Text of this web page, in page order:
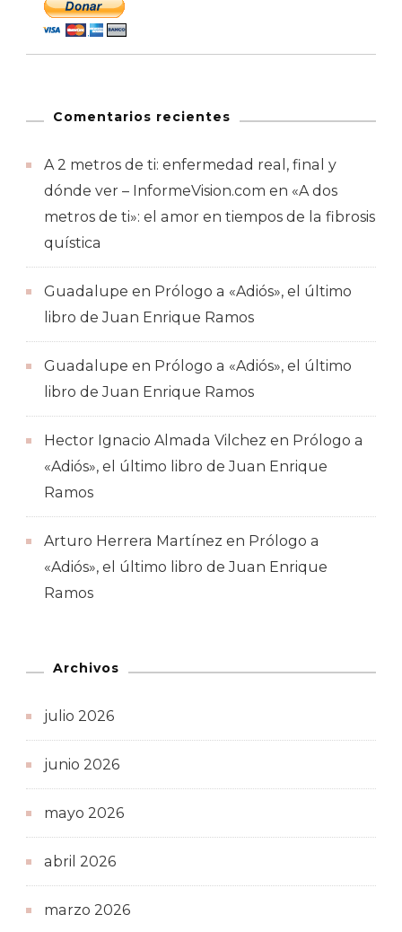
Comentarios recientes
A 2 metros de ti: enfermedad real, final y
dónde ver – InformeVision.com en «A dos
metros de ti»: el amor en tiempos de la fibrosis
quística
Guadalupe en Prólogo a «Adiós», el último
libro de Juan Enrique Ramos
Guadalupe en Prólogo a «Adiós», el último
libro de Juan Enrique Ramos
Hector Ignacio Almada Vilchez en Prólogo a
«Adiós», el último libro de Juan Enrique
Ramos
Arturo Herrera Martínez en Prólogo a
«Adiós», el último libro de Juan Enrique
Ramos
Archivos
julio 2026
junio 2026
mayo 2026
abril 2026
marzo 2026